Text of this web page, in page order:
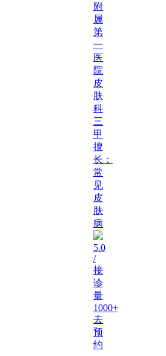
附
属
第
一
医
院
皮
肤
科
三
甲
擅
长：
常
见
皮
肤
病
5.0
/
接
诊
量
1000+
去
预
约